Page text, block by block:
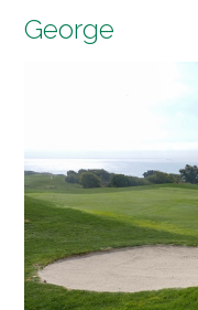
George